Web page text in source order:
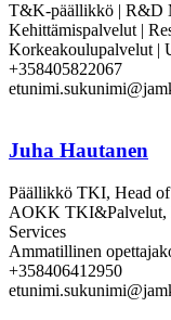
T&K-päällikkö | R&D
Kehittämispalvelut |
Korkeakoulupalvelut |
+358405822067
Juha Hautanen
Päällikkö TKI, Head
AOKK TKI&Palvelut,
Services
Ammatillinen
+358406412950